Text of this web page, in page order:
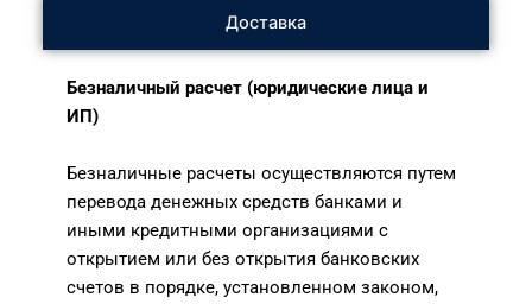
Доставка
Безналичный расчет (юридические лица и
ИП)
Безналичные расчеты осуществляются путем
перевода денежных средств банками и
иными кредитными организациями с
открытием или без открытия банковских
счетов в порядке, установленном законом,